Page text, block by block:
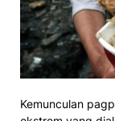
Kemunculan